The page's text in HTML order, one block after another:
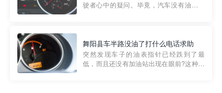
驶者心中的疑问。毕竟，汽车没有油就无
越者小程序是一款专门解决汽车没油问题
的在线服务平台。通过...
舞阳县车半路没油了打什么电话求助
突然发现车子的油表指针已经跌到了最
低，而且还没有加油站出现在眼前?这种情